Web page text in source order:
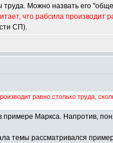
труда. Можно назвать его
что рабсила производит
СП).
равно столько труда,
Маркса. Напротив,
темы рассматривался